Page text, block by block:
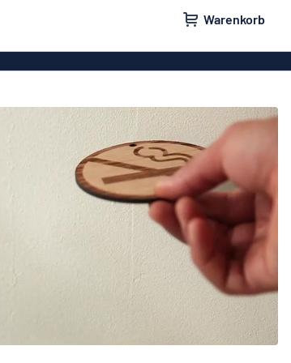
Warenkorb
Türschilder
Aufkleber
Briefkastenschilder
Unsere Bestseller